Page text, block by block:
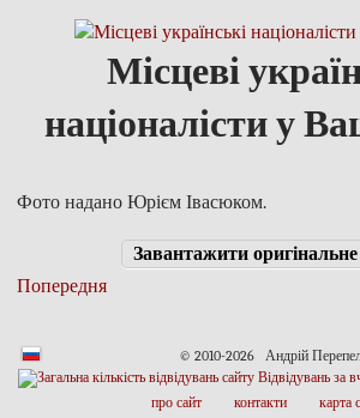
Місцеві
націоналісти у
Фото надано Юрієм Івасюком.
Завантажити
Попередня
© 2010-2026 Андрій
про сайт контакти карта